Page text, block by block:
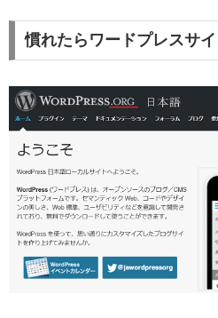
慣れたらワードプレスサ